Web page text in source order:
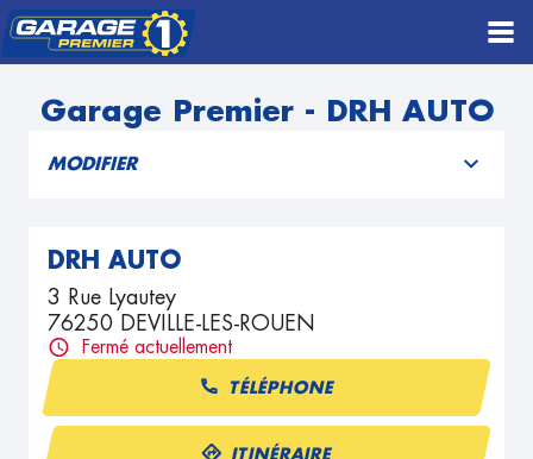
Garage Premier - DRH AUTO
MODIFIER
DRH AUTO
3 Rue Lyautey
76250 DEVILLE-LES-ROUEN
Fermé actuellement
TÉLÉPHONE
ITINÉRAIRE